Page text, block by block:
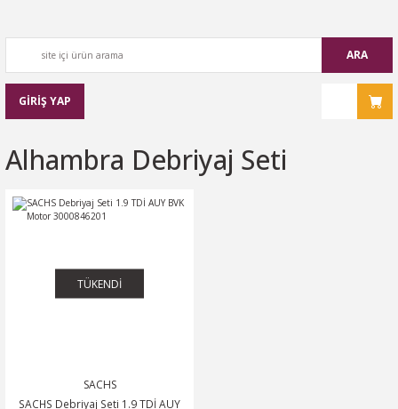
ARA
GİRİŞ YAP
Alhambra Debriyaj Seti
TÜKENDİ
SACHS
SACHS Debriyaj Seti 1.9 TDİ AUY